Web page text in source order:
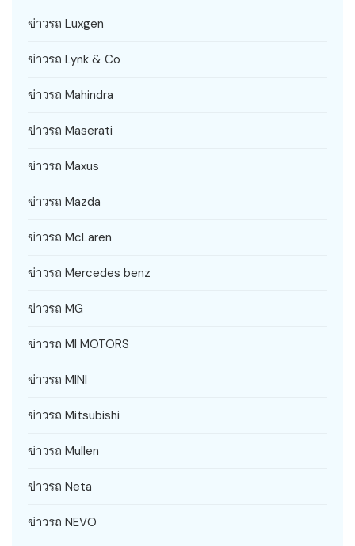
ข่าวรถ Luxgen
ข่าวรถ Lynk & Co
ข่าวรถ Mahindra
ข่าวรถ Maserati
ข่าวรถ Maxus
ข่าวรถ Mazda
ข่าวรถ McLaren
ข่าวรถ Mercedes benz
ข่าวรถ MG
ข่าวรถ MI MOTORS
ข่าวรถ MINI
ข่าวรถ Mitsubishi
ข่าวรถ Mullen
ข่าวรถ Neta
ข่าวรถ NEVO